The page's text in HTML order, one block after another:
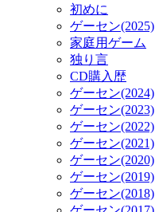
初めに
ゲーセン(2025)
家庭用ゲーム
独り言
CD購入歴
ゲーセン(2024)
ゲーセン(2023)
ゲーセン(2022)
ゲーセン(2021)
ゲーセン(2020)
ゲーセン(2019)
ゲーセン(2018)